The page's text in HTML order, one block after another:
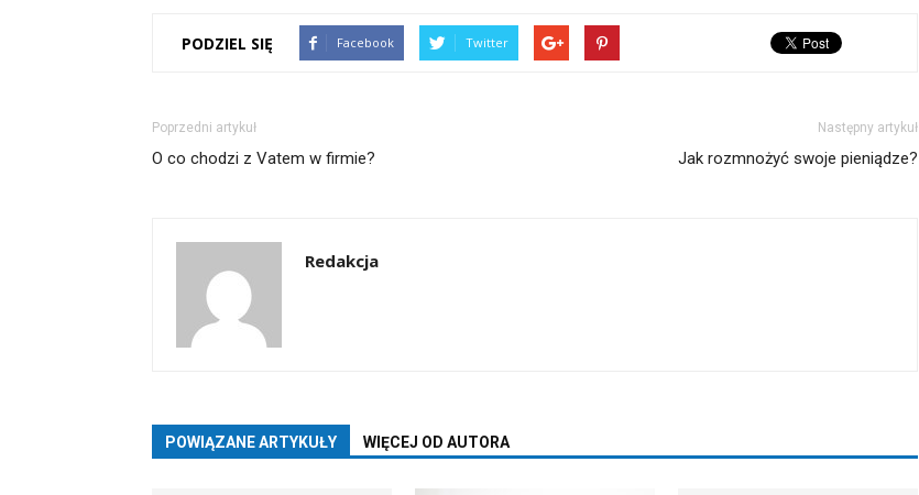
PODZIEL SIĘ Facebook Twitter
Poprzedni artykuł
O co chodzi z Vatem w firmie?
Następny artykuł
Jak rozmnożyć swoje pieniądze?
Redakcja
POWIĄZANE ARTYKUŁY WIĘCEJ OD AUTORA